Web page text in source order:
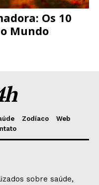
Os 10
Mundo
Zodíaco
Web
sobre saúde,